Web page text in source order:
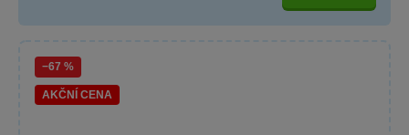
−67 %
AKČNÍ CENA